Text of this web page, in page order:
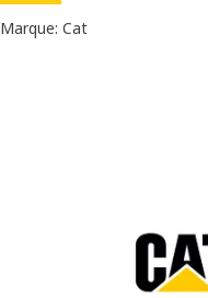
Marque: Cat